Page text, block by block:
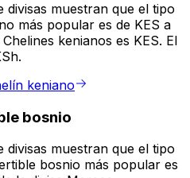
divisas muestran que el tipo
más popular es de KES a
kenianos es KES. El
keniano
bosnio
divisas muestran que el tipo
bosnio más popular es